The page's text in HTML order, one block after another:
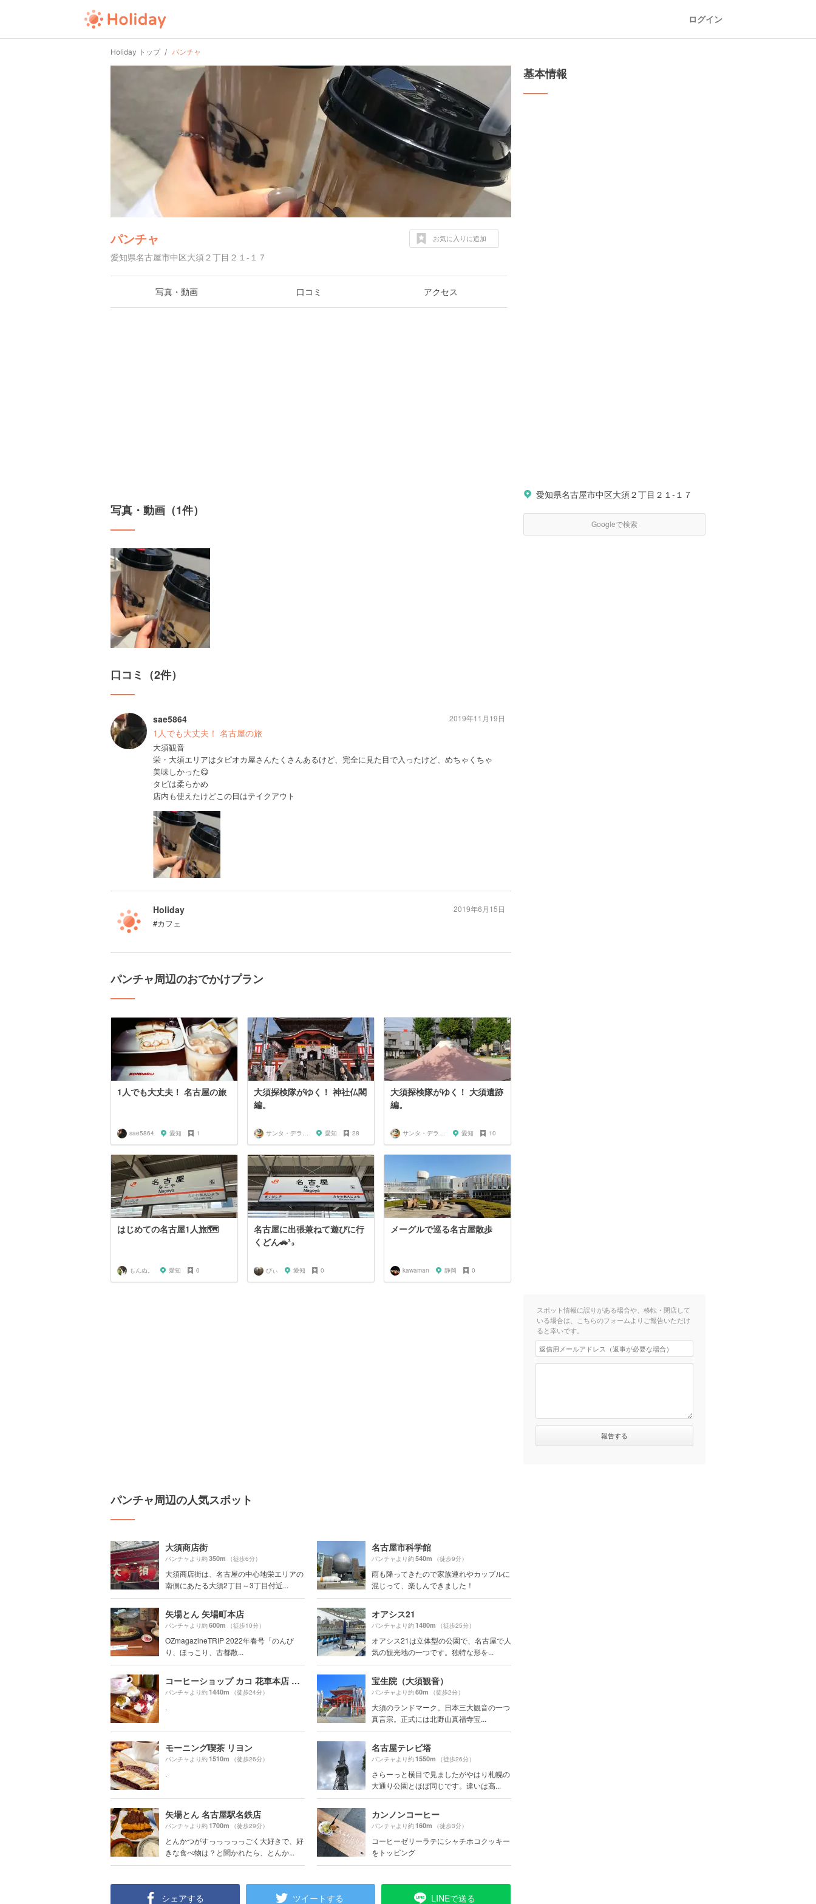
ログイン
Holiday トップ パンチャ
パンチャ
愛知県名古屋市中区大須２丁目２１-１７
お気に入りに追加
写真・動画 口コミ アクセス
写真・動画（1件）
口コミ（2件）
sae5864
1人でも大丈夫！ 名古屋の旅
大須観音
栄・大須エリアはタピオカ屋さんたくさんあるけど、完全に見た目で入ったけど、めちゃくちゃ
美味しかった😋
タピは柔らかめ
店内も使えたけどこの日はテイクアウト
2019年11月19日
Holiday
#カフェ
2019年6月15日
パンチャ周辺のおでかけプラン
1人でも大丈夫！ 名古屋の旅
sae5864 愛知 1
大須探検隊がゆく！ 神社仏閣
編。
サンタ・デラックス 愛知 28
大須探検隊がゆく！ 大須遺跡
編。
サンタ・デラックス 愛知 10
はじめての名古屋1人旅🗺
もんぬ。 愛知 0
名古屋に出張兼ねて遊びに行
くどん🚗³₃
ぴぃ 愛知 0
メーグルで巡る名古屋散歩
kawaman 静岡 0
パンチャ周辺の人気スポット
大須商店街
パンチャより約350m （徒歩6分）
大須商店街は、名古屋の中心地栄エリアの
南側にあたる大須2丁目～3丁目付近...
名古屋市科学館
パンチャより約540m （徒歩9分）
雨も降ってきたので家族連れやカップルに
混じって、楽しんできました！
矢場とん 矢場町本店
パンチャより約600m （徒歩10分）
OZmagazineTRIP 2022年春号「のんび
り、ほっこり、古都散...
オアシス21
パンチャより約1480m （徒歩25分）
オアシス21は立体型の公園で、名古屋で人
気の観光地の一つです。独特な形を...
コーヒーショップ カコ 花車本店 （coffee shop KAKO）
パンチャより約1440m （徒歩24分）
.
宝生院（大須観音）
パンチャより約60m （徒歩2分）
大須のランドマーク。日本三大観音の一つ
真言宗。正式には北野山真福寺宝...
モーニング喫茶 リヨン
パンチャより約1510m （徒歩26分）
.
名古屋テレビ塔
パンチャより約1550m （徒歩26分）
さらーっと横目で見ましたがやはり札幌の
大通り公園とほぼ同じです。違いは高...
矢場とん 名古屋駅名鉄店
パンチャより約1700m （徒歩29分）
とんかつがすっっっっっごく大好きで、好
きな食べ物は？と聞かれたら、とんか...
カンノンコーヒー
パンチャより約160m （徒歩3分）
コーヒーゼリーラテにシャチホコクッキー
をトッピング
シェアする ツイートする LINEで送る
基本情報
愛知県名古屋市中区大須２丁目２１-１７
Googleで検索
スポット情報に誤りがある場合や、移転・閉店して
いる場合は、こちらのフォームよりご報告いただけ
ると幸いです。